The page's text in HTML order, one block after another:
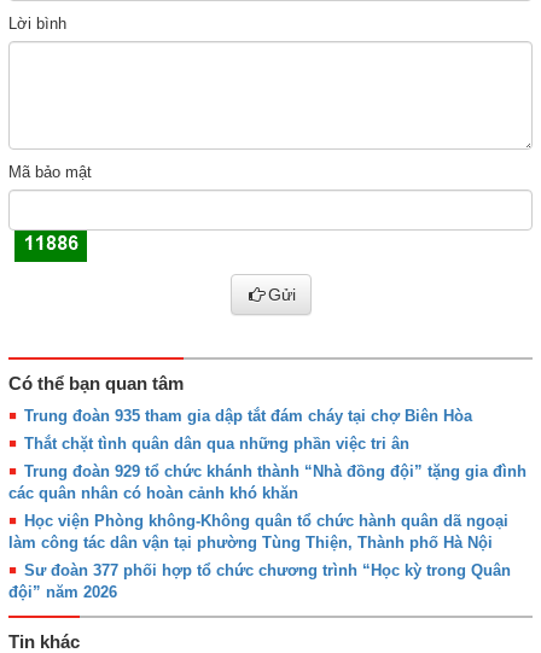
Lời bình
Mã bảo mật
Gửi
Có thể bạn quan tâm
Trung đoàn 935 tham gia dập tắt đám cháy tại chợ Biên Hòa
Thắt chặt tình quân dân qua những phần việc tri ân
Trung đoàn 929 tổ chức khánh thành “Nhà đồng đội” tặng gia đình
các quân nhân có hoàn cảnh khó khăn
Học viện Phòng không-Không quân tổ chức hành quân dã ngoại
làm công tác dân vận tại phường Tùng Thiện, Thành phố Hà Nội
Sư đoàn 377 phối hợp tổ chức chương trình “Học kỳ trong Quân
đội” năm 2026
Tin khác